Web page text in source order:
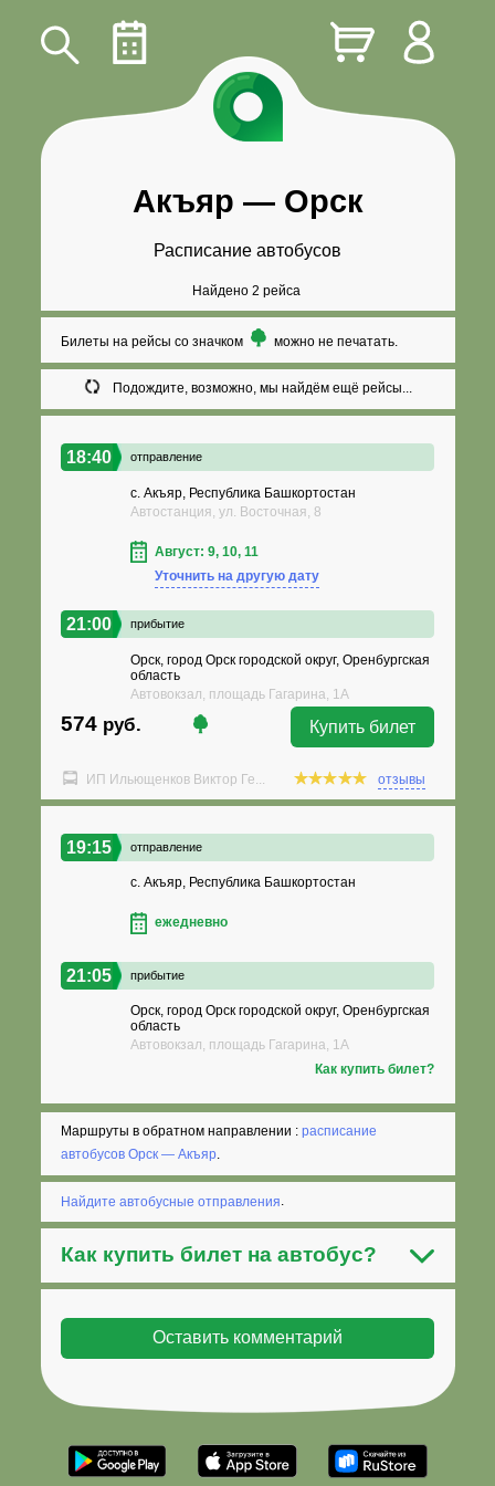
Акъяр — Орск
Расписание автобусов
Найдено 2 рейса
Билеты на рейсы со значком можно не печатать.
Подождите, возможно, мы найдём ещё рейсы...
18:40 отправление
с. Акъяр, Республика Башкортостан
Автостанция, ул. Восточная, 8
Август: 9, 10, 11
Уточнить на другую дату
21:00 прибытие
Орск, город Орск городской округ, Оренбургская
область
Автовокзал, площадь Гагарина, 1А
574 руб. Купить билет
ИП Ильющенков Виктор Ге... отзывы
19:15 отправление
с. Акъяр, Республика Башкортостан
ежедневно
21:05 прибытие
Орск, город Орск городской округ, Оренбургская
область
Автовокзал, площадь Гагарина, 1А
Как купить билет?
Маршруты в обратном направлении :расписание
автобусов Орск — Акъяр.
Найдите автобусные отправления.
Как купить билет на автобус?